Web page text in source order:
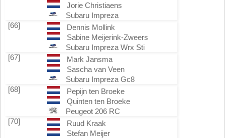
Jorie Christiaens
Subaru Impreza
[66]
Dennis Mollink
Sabine Meijerink-Zweers
Subaru Impreza Wrx Sti
[67]
Mark Jansma
Sascha van Veen
Subaru Impreza Gc8
[68]
Pepijn ten Broeke
Quinten ten Broeke
Peugeot 206 RC
[70]
Ruud Kraak
Stefan Meijer